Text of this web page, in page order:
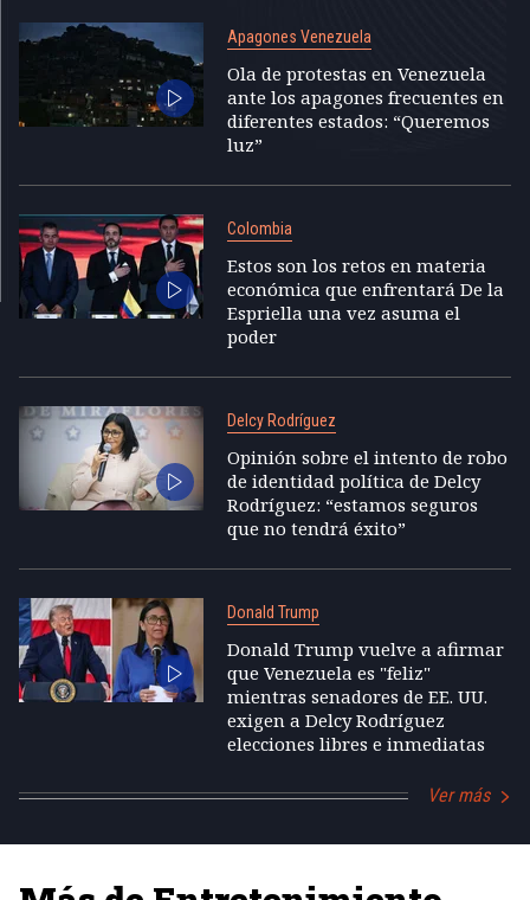
Apagones Venezuela
Ola de protestas en Venezuela
ante los apagones frecuentes en
diferentes estados: “Queremos
luz”
Colombia
Estos son los retos en materia
económica que enfrentará De la
Espriella una vez asuma el
poder
Delcy Rodríguez
Opinión sobre el intento de robo
de identidad política de Delcy
Rodríguez: “estamos seguros
que no tendrá éxito”
Donald Trump
Donald Trump vuelve a afirmar
que Venezuela es "feliz"
mientras senadores de EE. UU.
exigen a Delcy Rodríguez
elecciones libres e inmediatas
Ver más